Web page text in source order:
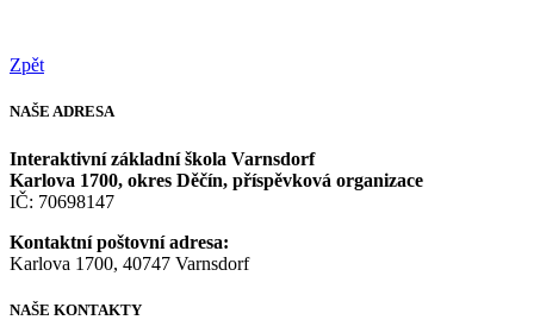
Zpět
NAŠE ADRESA
Interaktivní základní škola Varnsdorf
Karlova 1700, okres Děčín, příspěvková organizace
IČ: 70698147
Kontaktní poštovní adresa:
Karlova 1700, 40747 Varnsdorf
NAŠE KONTAKTY